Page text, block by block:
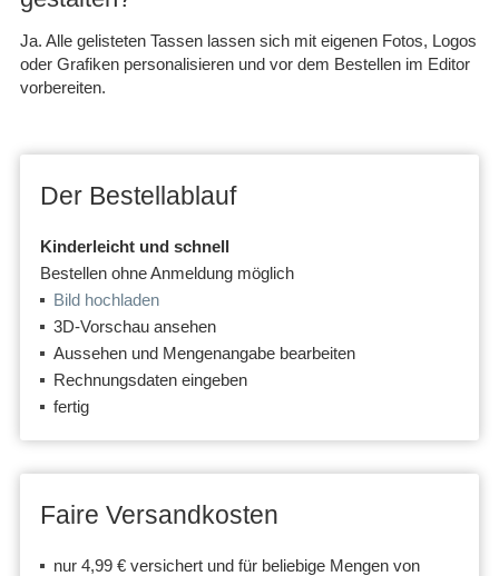
Ja. Alle gelisteten Tassen lassen sich mit eigenen Fotos, Logos
oder Grafiken personalisieren und vor dem Bestellen im Editor
vorbereiten.
Der Bestellablauf
Kinderleicht und schnell
Bestellen ohne Anmeldung möglich
Bild hochladen
3D-Vorschau ansehen
Aussehen und Mengenangabe bearbeiten
Rechnungsdaten eingeben
fertig
Faire Versandkosten
nur 4,99 € versichert und für beliebige Mengen von